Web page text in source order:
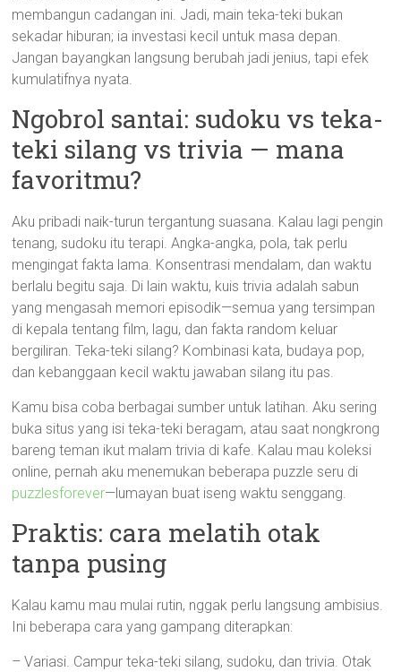
membangun cadangan ini. Jadi, main teka-teki bukan
sekadar hiburan; ia investasi kecil untuk masa depan.
Jangan bayangkan langsung berubah jadi jenius, tapi efek
kumulatifnya nyata.
Ngobrol santai: sudoku vs teka-
teki silang vs trivia — mana
favoritmu?
Aku pribadi naik-turun tergantung suasana. Kalau lagi pengin
tenang, sudoku itu terapi. Angka-angka, pola, tak perlu
mengingat fakta lama. Konsentrasi mendalam, dan waktu
berlalu begitu saja. Di lain waktu, kuis trivia adalah sabun
yang mengasah memori episodik—semua yang tersimpan
di kepala tentang film, lagu, dan fakta random keluar
bergiliran. Teka-teki silang? Kombinasi kata, budaya pop,
dan kebanggaan kecil waktu jawaban silang itu pas.
Kamu bisa coba berbagai sumber untuk latihan. Aku sering
buka situs yang isi teka-teki beragam, atau saat nongkrong
bareng teman ikut malam trivia di kafe. Kalau mau koleksi
online, pernah aku menemukan beberapa puzzle seru di
puzzlesforever—lumayan buat iseng waktu senggang.
Praktis: cara melatih otak
tanpa pusing
Kalau kamu mau mulai rutin, nggak perlu langsung ambisius.
Ini beberapa cara yang gampang diterapkan:
– Variasi. Campur teka-teki silang, sudoku, dan trivia. Otak